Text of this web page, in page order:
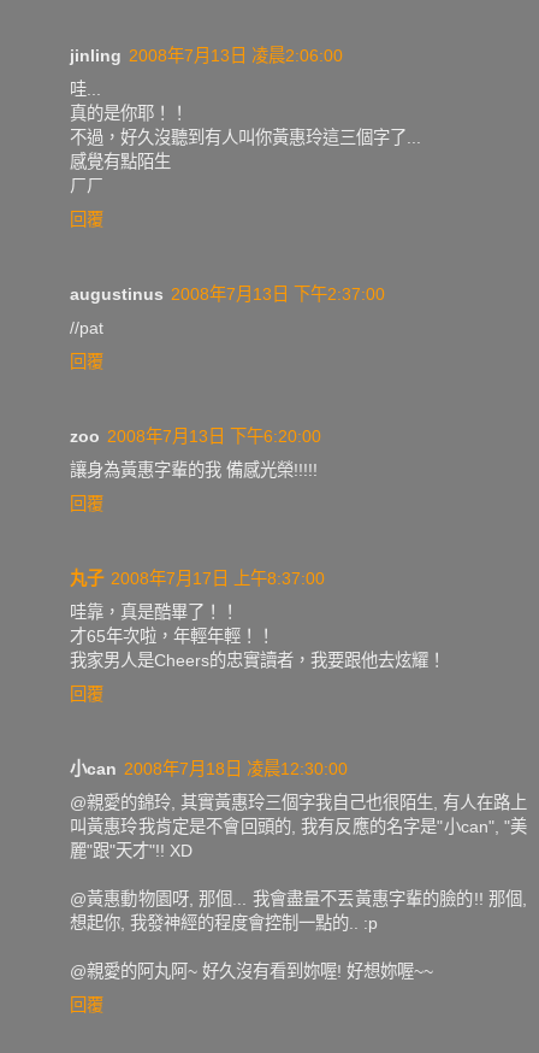
jinling 2008年7月13日 凌晨2:06:00
哇...
真的是你耶！！
不過，好久沒聽到有人叫你黃惠玲這三個字了...
感覺有點陌生
ㄏㄏ
回覆
augustinus 2008年7月13日 下午2:37:00
//pat
回覆
zoo 2008年7月13日 下午6:20:00
讓身為黃惠字輩的我 備感光榮!!!!!
回覆
丸子 2008年7月17日 上午8:37:00
哇靠，真是酷畢了！！
才65年次啦，年輕年輕！！
我家男人是Cheers的忠實讀者，我要跟他去炫耀！
回覆
小can 2008年7月18日 凌晨12:30:00
@親愛的錦玲, 其實黃惠玲三個字我自己也很陌生, 有人在路上
叫黃惠玲我肯定是不會回頭的, 我有反應的名字是"小can", "美
麗"跟"天才"!! XD
@黃惠動物園呀, 那個... 我會盡量不丟黃惠字輩的臉的!! 那個,
想起你, 我發神經的程度會控制一點的.. :p
@親愛的阿丸阿~ 好久沒有看到妳喔! 好想妳喔~~
回覆